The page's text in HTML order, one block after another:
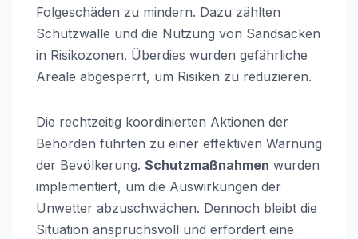
Folgeschäden zu mindern. Dazu zählten
Schutzwälle und die Nutzung von Sandsäcken
in Risikozonen. Überdies wurden gefährliche
Areale abgesperrt, um Risiken zu reduzieren.
Die rechtzeitig koordinierten Aktionen der
Behörden führten zu einer effektiven Warnung
der Bevölkerung. Schutzmaßnahmen wurden
implementiert, um die Auswirkungen der
Unwetter abzuschwächen. Dennoch bleibt die
Situation anspruchsvoll und erfordert eine